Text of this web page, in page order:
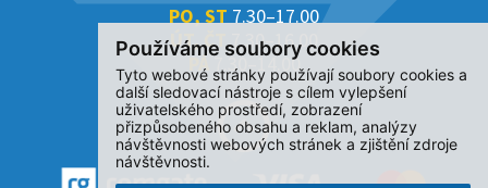
Používáme soubory cookies
Tyto webové stránky používají soubory cookies a
další sledovací nástroje s cílem vylepšení
uživatelského prostředí, zobrazení
přizpůsobeného obsahu a reklam, analýzy
návštěvnosti webových stránek a zjištění zdroje
návštěvnosti.
PO, ST 7.30–17.00
ÚT, ČT7.30–16.00
PÁ7.30–14.00